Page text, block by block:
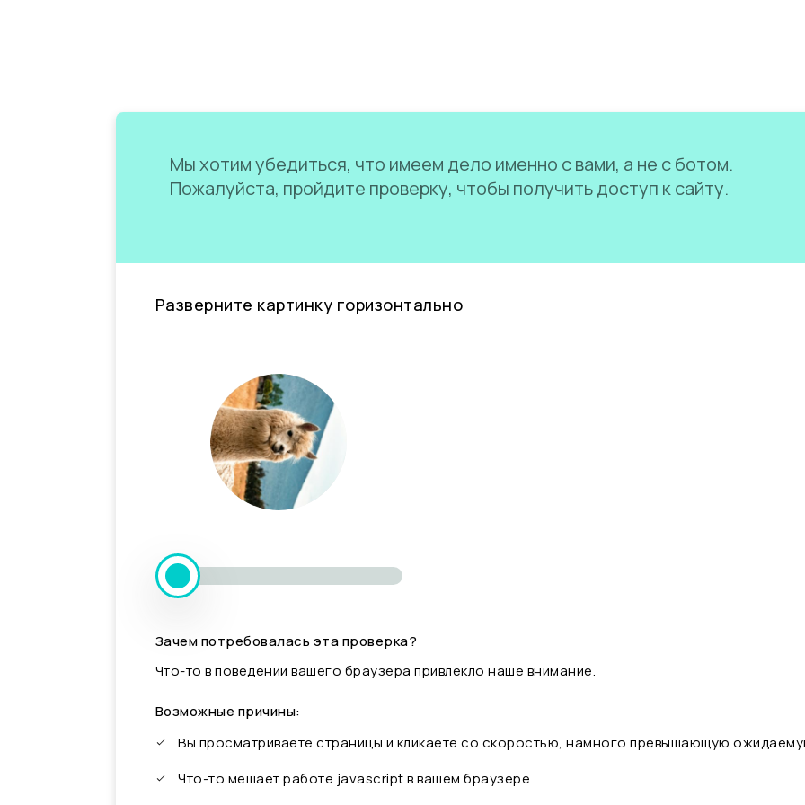
Мы хотим убедиться, что имеем дело именно с вами, а не с ботом.
Пожалуйста, пройдите проверку, чтобы получить доступ к сайту.
Разверните картинку горизонтально
Зачем потребовалась эта проверка?
Что-то в поведении вашего браузера привлекло наше внимание.
Возможные причины:
Вы просматриваете страницы и кликаете со скоростью, намного превышающую
Что-то мешает работе javascript в вашем браузере